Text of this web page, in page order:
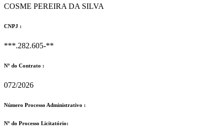
COSME PEREIRA DA SILVA
CNPJ :
***.282.605-**
Nº do Contrato :
072/2026
Número Processo Administrativo :
Nº do Processo Licitatório: